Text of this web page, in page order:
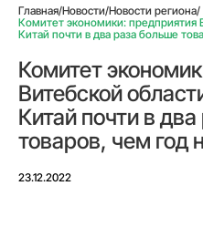
Главная/Новости/Новости региона/
Комитет экономики: предприятия
Китай почти в два раза больше
Комитет
Витебской
Китай почти в
товаров, чем год
23.12.2022